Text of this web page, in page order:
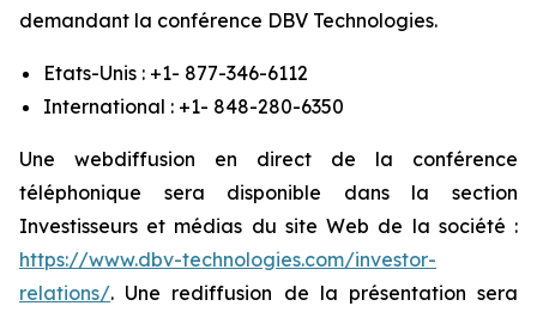
demandant la conférence DBV Technologies.
Etats-Unis : +1- 877-346-6112
International : +1- 848-280-6350
Une webdiffusion en direct de la conférence
téléphonique sera disponible dans la section
Investisseurs et médias du site Web de la société :
https://www.dbv-technologies.com/investor-
relations/. Une rediffusion de la présentation sera